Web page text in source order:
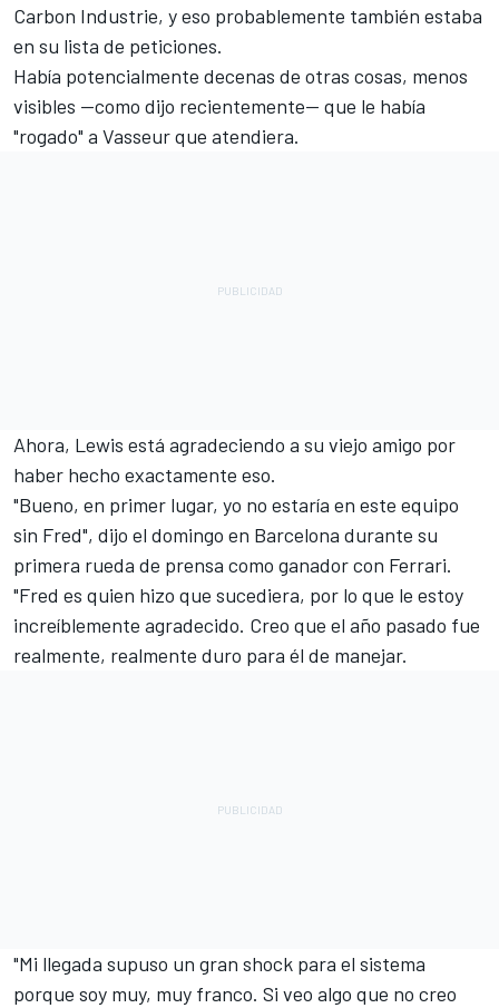
Carbon Industrie, y eso probablemente también estaba
en su lista de peticiones.
Había potencialmente decenas de otras cosas, menos
visibles —como dijo recientemente— que le había
"rogado" a Vasseur que atendiera.
Ahora, Lewis está agradeciendo a su viejo amigo por
haber hecho exactamente eso.
"Bueno, en primer lugar, yo no estaría en este equipo
sin Fred", dijo el domingo en Barcelona durante su
primera rueda de prensa como ganador con Ferrari.
"Fred es quien hizo que sucediera, por lo que le estoy
increíblemente agradecido. Creo que el año pasado fue
realmente, realmente duro para él de manejar.
"Mi llegada supuso un gran shock para el sistema
porque soy muy, muy franco. Si veo algo que no creo